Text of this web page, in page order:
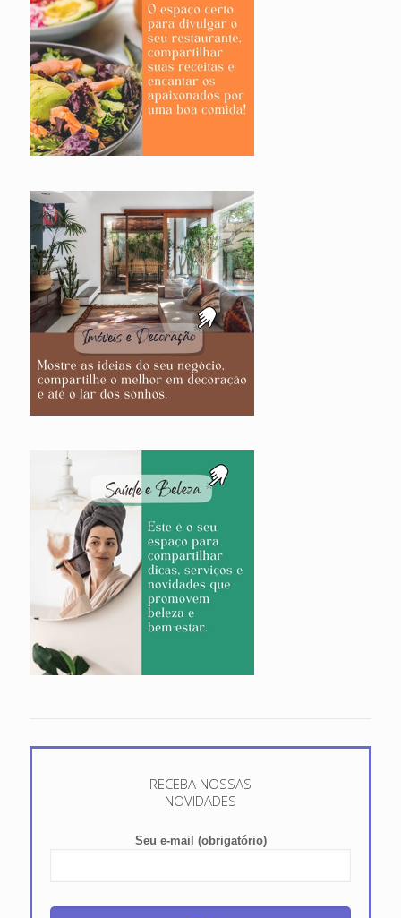
RECEBA NOSSAS
NOVIDADES
Seu e-mail (obrigatório)